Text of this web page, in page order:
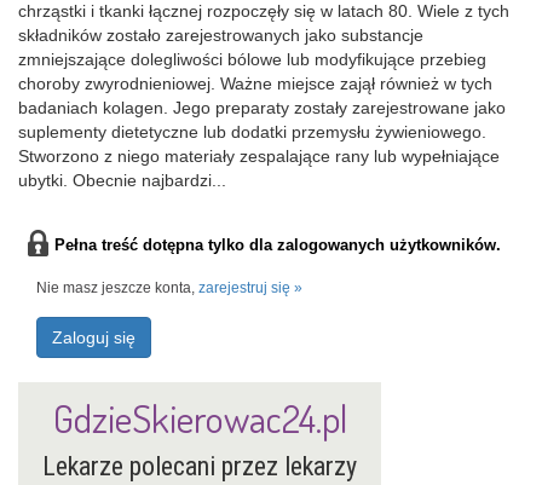
chrząstki i tkanki łącznej rozpoczęły się w latach 80. Wiele z tych
składników zostało zarejestrowanych jako substancje
zmniejszające dolegliwości bólowe lub modyfikujące przebieg
choroby zwyrodnieniowej. Ważne miejsce zajął również w tych
badaniach kolagen. Jego preparaty zostały zarejestrowane jako
suplementy dietetyczne lub dodatki przemysłu żywieniowego.
Stworzono z niego materiały zespalające rany lub wypełniające
ubytki. Obecnie najbardzi...
Pełna treść dotępna tylko dla zalogowanych użytkowników.
Nie masz jeszcze konta, zarejestruj się »
Zaloguj się
Lekarze polecani przez lekarzy
GdzieSkierowac24.pl